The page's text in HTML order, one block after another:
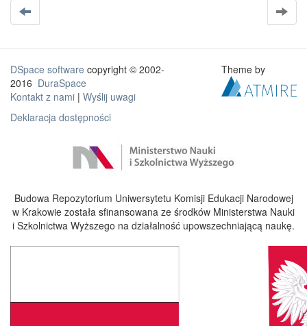
DSpace software copyright © 2002-
2016 DuraSpace
Kontakt z nami | Wyślij uwagi
Deklaracja dostępności
Theme by
Budowa Repozytorium Uniwersytetu Komisji Edukacji Narodowej
w Krakowie została sfinansowana ze środków Ministerstwa Nauki
i Szkolnictwa Wyższego na działalność upowszechniającą naukę.